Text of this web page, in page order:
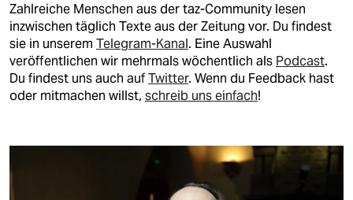
berlin
nord
wahrheit
Zahlreiche Menschen aus der taz-Community lesen
inzwischen täglich Texte aus der Zeitung vor. Du findest
sie in unserem Telegram-Kanal. Eine Auswahl
veröffentlichen wir mehrmals wöchentlich als Podcast.
Du findest uns auch aufTwitter. Wenn du Feedback hast
oder mitmachen willst, schreib uns einfach!